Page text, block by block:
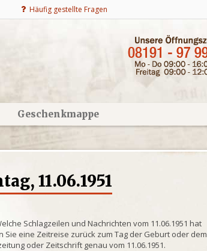
Häufig gestellte Fragen
Geschenkmappe
11.06.1951
Schlagzeilen und Nachrichten vom 11.06.1951 hat
eine Zeitreise zurück zum Tag der Geburt oder dem
oder Zeitschrift genau vom 11.06.1951.